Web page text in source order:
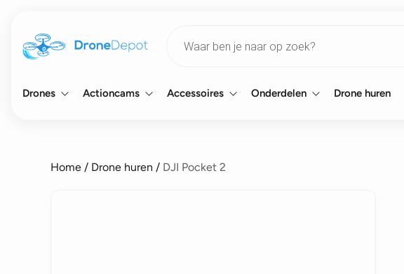
search
Drones Actioncams Accessoires Onderdelen Drone huren
Home / Drone huren / DJI Pocket 2